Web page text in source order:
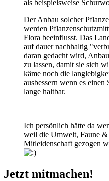
als beispielsweise
Der Anbau solcher
werden
Flora beeinflusst. Das
auf dauer nachhaltig
daran gedacht wird,
zu lassen, damit sie sich
käme noch die
ausbessern wenn es
lange haltbar.
Ich persönlich hätte da
weil die Umwelt, Faune &
Mitleidenschaft gezogen
Jetzt mitmachen!